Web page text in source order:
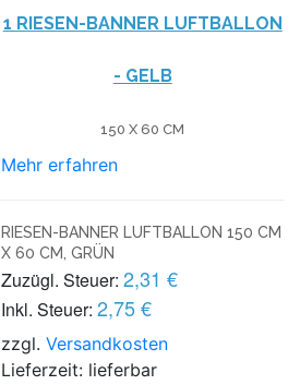
1 RIESEN-BANNER LUFTBALLON
- GELB
150 X 60 CM
Mehr erfahren
RIESEN-BANNER LUFTBALLON 150 CM
X 60 CM, GRÜN
Zuzügl. Steuer: 2,31 €
Inkl. Steuer: 2,75 €
zzgl.Versandkosten
Lieferzeit: lieferbar